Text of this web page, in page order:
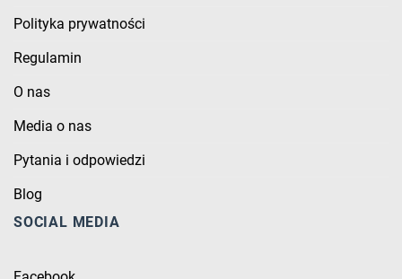
Polityka prywatności
Regulamin
O nas
Media o nas
Pytania i odpowiedzi
Blog
SOCIAL MEDIA